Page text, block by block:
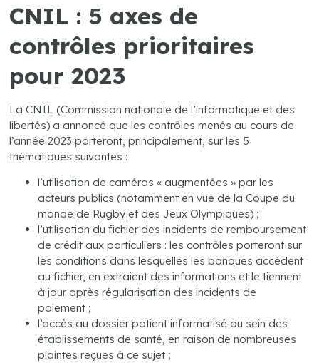
CNIL : 5 axes de
contrôles prioritaires
pour 2023
La CNIL (Commission nationale de l’informatique et des
libertés) a annoncé que les contrôles menés au cours de
l’année 2023 porteront, principalement, sur les 5
thématiques suivantes :
l’utilisation de caméras « augmentées » par les
acteurs publics (notamment en vue de la Coupe du
monde de Rugby et des Jeux Olympiques) ;
l’utilisation du fichier des incidents de remboursement
de crédit aux particuliers : les contrôles porteront sur
les conditions dans lesquelles les banques accèdent
au fichier, en extraient des informations et le tiennent
à jour après régularisation des incidents de
paiement ;
l’accès au dossier patient informatisé au sein des
établissements de santé, en raison de nombreuses
plaintes reçues à ce sujet ;